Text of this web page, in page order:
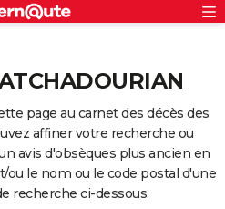
page au carnet des décès des
affiner votre recherche ou
avis d'obsèques plus ancien en
le nom ou le code postal d'une
recherche ci-dessous.